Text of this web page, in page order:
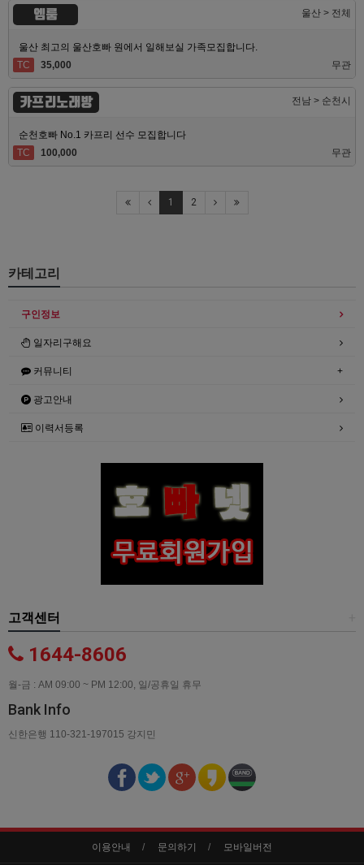
엠룸 울산 > 전체
울산 최고의 울산호빠 원에서 일해보실 가족모집합니다.
TC
35,000 무관
카프리노래방 전남 > 순천시
순천호빠 No.1 카프리 선수 모집합니다
TC
100,000 무관
1 2
카테고리
구인정보
일자리구해요
커뮤니티
광고안내
이력서등록
고객센터
1644-8606
월-금 : AM 09:00 ~ PM 12:00, 일/공휴일 휴무
Bank Info
신한은행 110-321-197015 강지민
이용안내 문의하기 모바일버전